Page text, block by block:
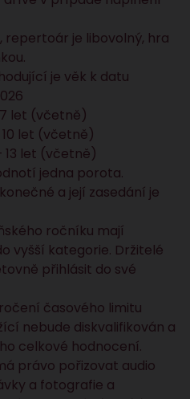
repertoár je libovolný, hra
je věk k datu
let (včetně)
10 let (včetně)
13 let (včetně)
jedna porota.
a její zasedání je
ročníku mají
vyšší kategorie. Držitelé
přihlásit do své
časového limitu
nebude diskvalifikován a
celkové hodnocení.
právo pořizovat audio
a fotografie a